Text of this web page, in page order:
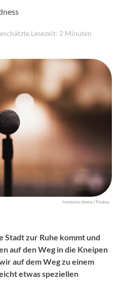
Lesezeit: 2 Minuten
freestocks-photos | Pixabay
Stadt zur Ruhe kommt und
auf den Weg in die Kneipen
auf dem Weg zu einem
etwas speziellen